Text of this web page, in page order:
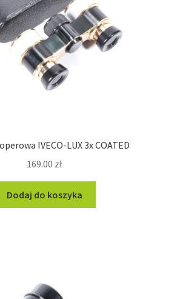
IVECO-LUX 3x COATED
169.00 zł
Dodaj do koszyka